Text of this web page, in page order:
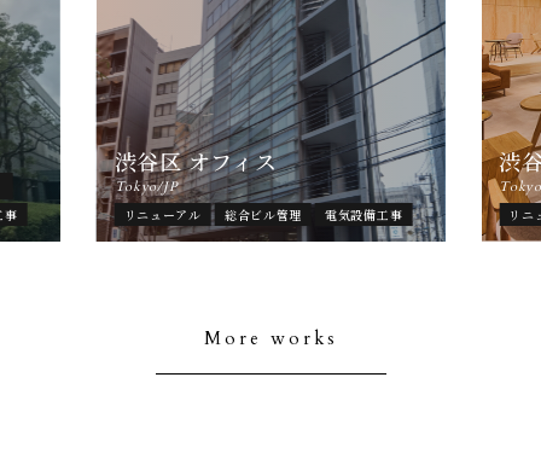
事
渋谷区 オフィス
Tokyo/JP
リニューアル
総合ビル管理 電気設備工事
渋
リニ
More works